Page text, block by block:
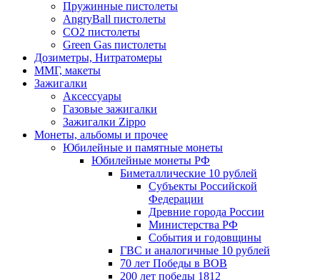
Пружинные пистолеты
AngryBall пистолеты
CO2 пистолеты
Green Gas пистолеты
Дозиметры, Нитратомеры
ММГ, макеты
Зажигалки
Аксессуары
Газовые зажигалки
Зажигалки Zippo
Монеты, альбомы и прочее
Юбилейные и памятные монеты
Юбилейные монеты РФ
Биметаллические 10 рублей
Субъекты Российской
Федерации
Древние города России
Министерства РФ
События и годовщины
ГВС и аналогичные 10 рублей
70 лет Победы в ВОВ
200 лет победы 1812